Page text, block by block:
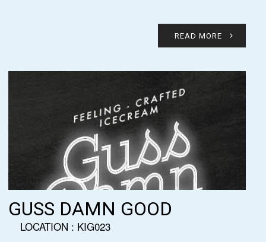
READ MORE
GUSS DAMN GOOD
LOCATION : KIG023